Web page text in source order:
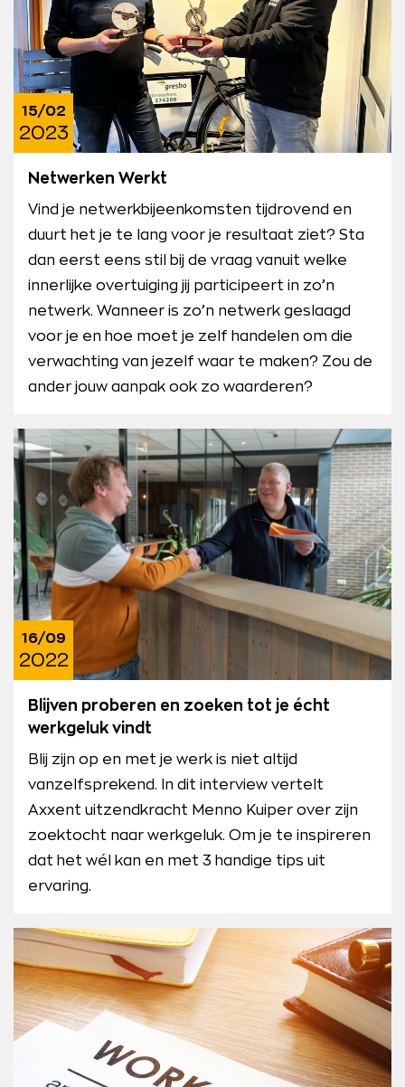
15/02
2023
Netwerken Werkt
Vind je netwerkbijeenkomsten tijdrovend en
duurt het je te lang voor je resultaat ziet? Sta
dan eerst eens stil bij de vraag vanuit welke
innerlijke overtuiging jij participeert in zo’n
netwerk. Wanneer is zo’n netwerk geslaagd
voor je en hoe moet je zelf handelen om die
verwachting van jezelf waar te maken? Zou de
ander jouw aanpak ook zo waarderen?
16/09
2022
Blijven proberen en zoeken tot je écht
werkgeluk vindt
Blij zijn op en met je werk is niet altijd
vanzelfsprekend. In dit interview vertelt
Axxent uitzendkracht Menno Kuiper over zijn
zoektocht naar werkgeluk. Om je te inspireren
dat het wél kan en met 3 handige tips uit
ervaring.